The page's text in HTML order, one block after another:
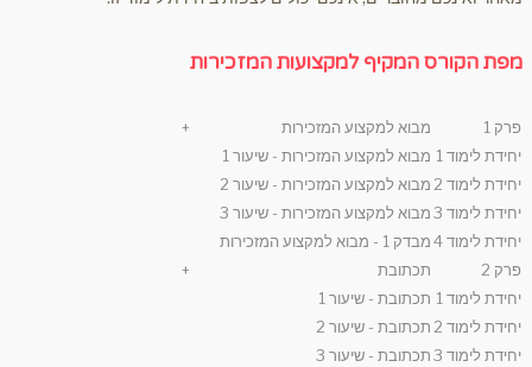
מפת הקורס המקיף למקצועות המזכירות
פרק 1 מבוא למקצוע המזכירות
+
יחידת לימוד 1
מבוא למקצוע המזכירות - שיעור 1
יחידת לימוד 2
מבוא למקצוע המזכירות - שיעור 2
יחידת לימוד 3
מבוא למקצוע המזכירות - שיעור 3
יחידת לימוד 4
מבדק 1 - מבוא למקצוע המזכירות
פרק 2
תכתובת
+
יחידת לימוד 1
תכתובת - שיעור 1
יחידת לימוד 2
תכתובת - שיעור 2
יחידת לימוד 3
תכתובת - שיעור 3